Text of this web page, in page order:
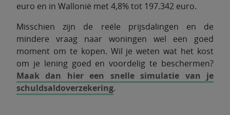
euro en in Wallonië met 4,8% tot 197.342 euro.
Misschien zijn de reële prijsdalingen en de
mindere vraag naar woningen wel een goed
moment om te kopen. Wil je weten wat het kost
om je lening goed en voordelig te beschermen?
Maak dan hier een snelle simulatie van je
schuldsaldoverzekering.